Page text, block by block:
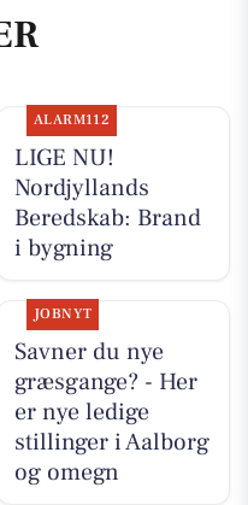
ALARM112
LIGE NU!
Nordjyllands
Beredskab: Brand
i bygning
JOBNYT
Savner du nye
græsgange? - Her
er nye ledige
stillinger i Aalborg
og omegn